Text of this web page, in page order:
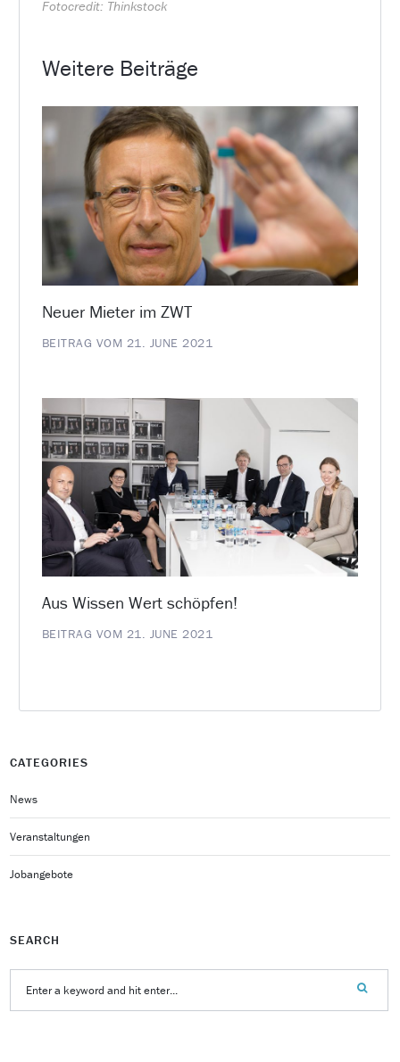
Fotocredit: Thinkstock
Weitere Beiträge
Neuer Mieter im ZWT
BEITRAG VOM 21. JUNE 2021
Aus Wissen Wert schöpfen!
BEITRAG VOM 21. JUNE 2021
CATEGORIES
News
Veranstaltungen
Jobangebote
SEARCH